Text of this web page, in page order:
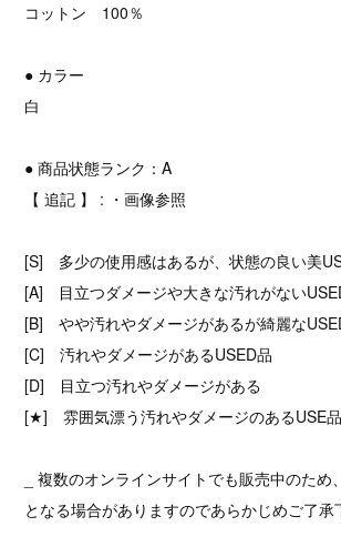
コットン 100％
● カラー
白
● 商品状態ランク：A
【 追記 】 : ・画像参照
[S] 多少の使用感はあるが、状態の良い美
[A] 目立つダメージや大きな汚れがない
[B] やや汚れやダメージがあるが綺麗な
[C] 汚れやダメージがあるUSED品
[D] 目立つ汚れやダメージがある
[★] 雰囲気漂う汚れやダメージのあるUSE品
_ 複数のオンラインサイトでも販売中のた
となる場合がありますのであらかじめご了承